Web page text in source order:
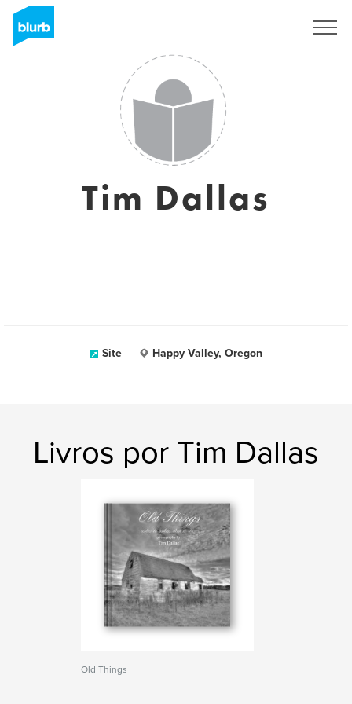
Tim Dallas
Site Happy Valley, Oregon
Livros por Tim Dallas
Old Things